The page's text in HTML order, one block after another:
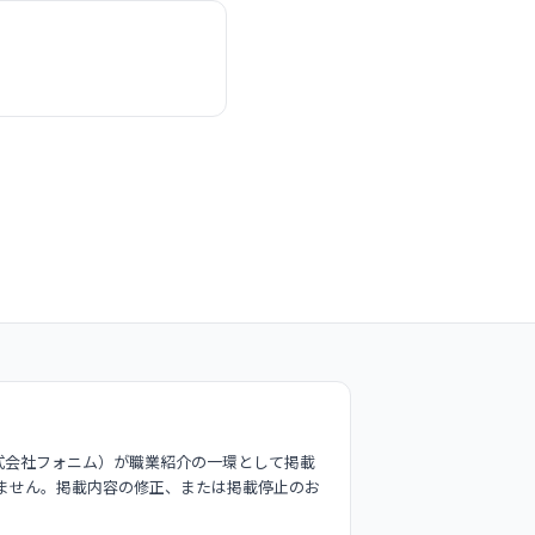
社フォニム）が職業紹介の一環として掲載
ん。掲載内容の修正、または掲載停止のお